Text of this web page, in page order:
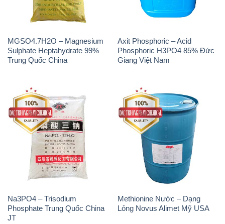
MGSO4.7H2O – Magnesium
Sulphate Heptahydrate 99%
Trung Quốc China
Axit Phosphoric – Acid
Phosphoric H3PO4 85% Đức
Giang Việt Nam
Na3PO4 – Trisodium
Phosphate Trung Quốc China
JT
Methionine Nước – Dạng
Lỏng Novus Alimet Mỹ USA